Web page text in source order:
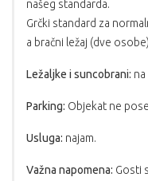
našeg standarda.
Grčki standard za
a bračni ležaj (dve
Ležaljke i suncobrani:
Parking: Objekat ne
Usluga: najam.
Važna napomena: Gosti